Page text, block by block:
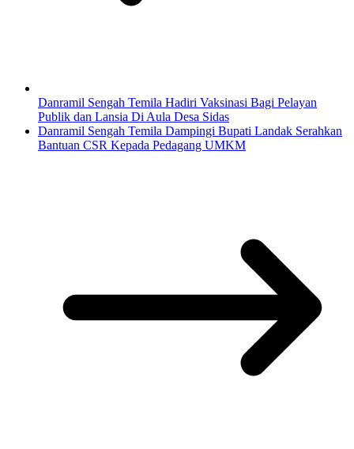
Danramil Sengah Temila Hadiri Vaksinasi Bagi Pelayan
Publik dan Lansia Di Aula Desa Sidas
Danramil Sengah Temila Dampingi Bupati Landak Serahkan
Bantuan CSR Kepada Pedagang UMKM